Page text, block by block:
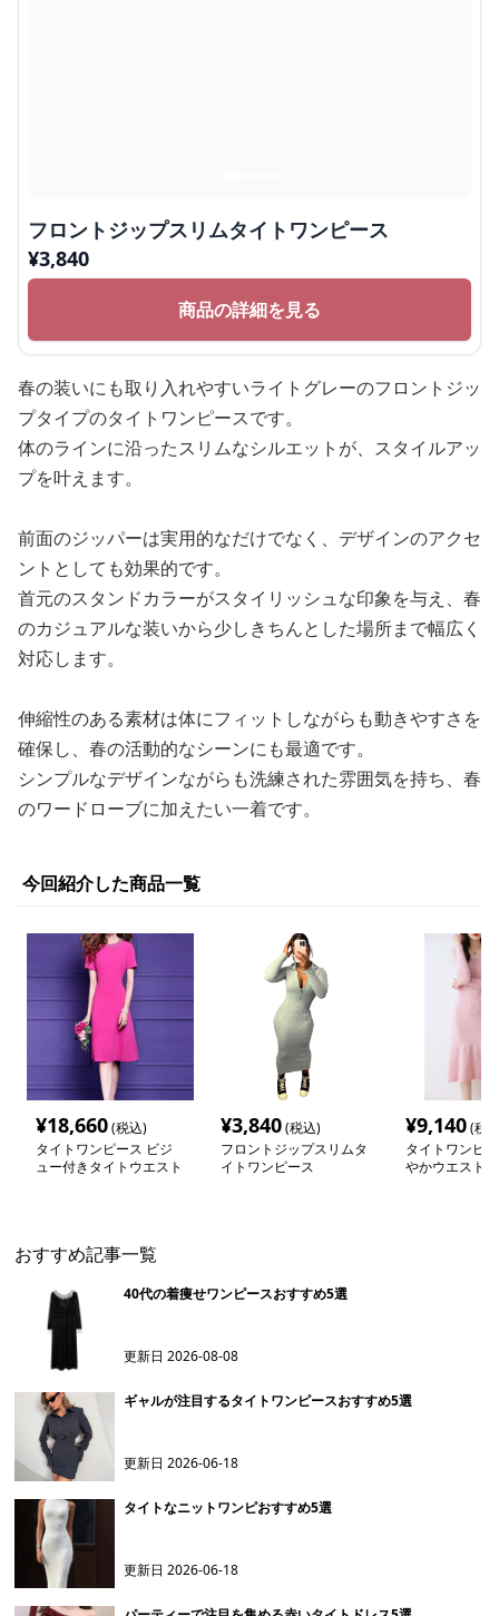
フロントジップスリムタイトワンピース
¥3,840
商品の詳細を見る
春の装いにも取り入れやすいライトグレーのフロントジッ
プタイプのタイトワンピースです。
体のラインに沿ったスリムなシルエットが、スタイルアッ
プを叶えます。
前面のジッパーは実用的なだけでなく、デザインのアクセ
ントとしても効果的です。
首元のスタンドカラーがスタイリッシュな印象を与え、春
のカジュアルな装いから少しきちんとした場所まで幅広く
対応します。
伸縮性のある素材は体にフィットしながらも動きやすさを
確保し、春の活動的なシーンにも最適です。
シンプルなデザインながらも洗練された雰囲気を持ち、春
のワードローブに加えたい一着です。
今回紹介した商品一覧
¥18,660(税込)
タイトワンピース ビジ
ュー付きタイトウエスト
¥3,840(税込)
フロントジップスリムタ
イトワンピース
¥9,140(税
タイトワンピ
やかウエスト
おすすめ記事一覧
40代の着痩せワンピースおすすめ5選
更新日2026-08-08
ギャルが注目するタイトワンピースおすすめ5選
更新日2026-06-18
タイトなニットワンピおすすめ5選
更新日2026-06-18